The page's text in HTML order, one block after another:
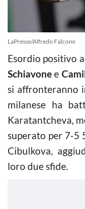
LaPresse/Alfredo Falcone
Esordio positivo
Schiavonee
si affronteranno
milanese ha
Karatantcheva,
superato per 7-5
Cibulkova,
loro due sfide.